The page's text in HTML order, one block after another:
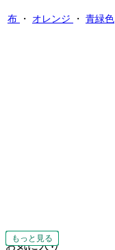
もっと見る
もっと見る
もっと見る
もっと見る
もっと見る
もっと見る
もっと見る
もっと見る
もっと見る
もっと見る
もっと見る
もっと見る
もっと見る
もっと見る
もっと見る
もっと見る
もっと見る
布 ・ オレンジ ・ 青緑色
お気に入り